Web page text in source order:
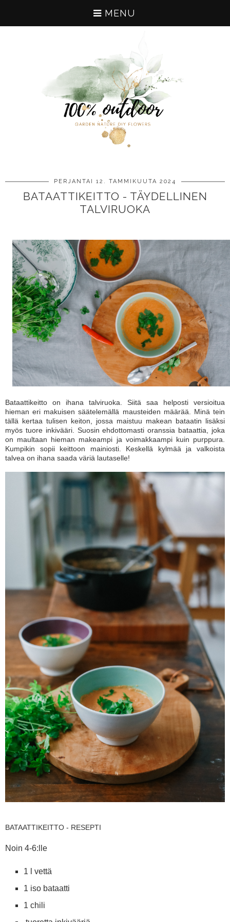
MENU
PERJANTAI 12. TAMMIKUUTA 2024
BATAATTIKEITTO - TÄYDELLINEN
TALVIRUOKA
Bataattikeitto on ihana talviruoka. Siitä saa helposti versioitua
hieman eri makuisen säätelemällä mausteiden määrää. Minä tein
tällä kertaa tulisen keiton, jossa maistuu makean bataatin lisäksi
myös tuore inkivääri. Suosin ehdottomasti oranssia bataattia, joka
on maultaan hieman makeampi ja voimakkaampi kuin purppura.
Kumpikin sopii keittoon mainiosti. Keskellä kylmää ja valkoista
talvea on ihana saada väriä lautaselle!
BATAATTIKEITTO - RESEPTI
Noin 4-6:lle
1 l vettä
1 iso bataatti
1 chili